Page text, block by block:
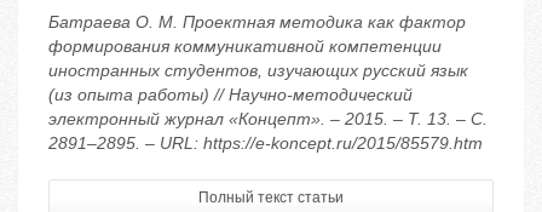
Батраева О. М. Проектная методика как фактор
формирования коммуникативной компетенции
иностранных студентов, изучающих русский язык
(из опыта работы) // Научно-методический
электронный журнал «Концепт». – 2015. – Т. 13. – С.
2891–2895. – URL: https://e-koncept.ru/2015/85579.htm
Полный текст статьи